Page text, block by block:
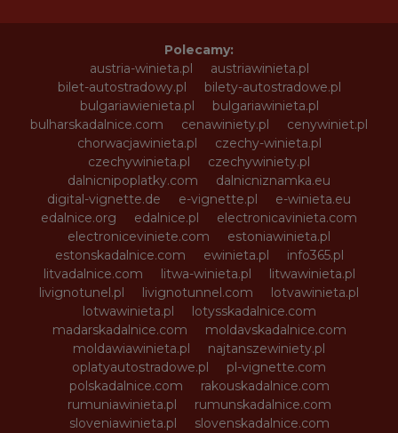
Polecamy:
austria-winieta.pl
austriawinieta.pl
bilet-autostradowy.pl
bilety-autostradowe.pl
bulgariawienieta.pl
bulgariawinieta.pl
bulharskadalnice.com
cenawiniety.pl
cenywiniet.pl
chorwacjawinieta.pl
czechy-winieta.pl
czechywinieta.pl
czechywiniety.pl
dalnicnipoplatky.com
dalnicniznamka.eu
digital-vignette.de
e-vignette.pl
e-winieta.eu
edalnice.org
edalnice.pl
electronicavinieta.com
electroniceviniete.com
estoniawinieta.pl
estonskadalnice.com
ewinieta.pl
info365.pl
litvadalnice.com
litwa-winieta.pl
litwawinieta.pl
livignotunel.pl
livignotunnel.com
lotvawinieta.pl
lotwawinieta.pl
lotysskadalnice.com
madarskadalnice.com
moldavskadalnice.com
moldawiawinieta.pl
najtanszewiniety.pl
oplatyautostradowe.pl
pl-vignette.com
polskadalnice.com
rakouskadalnice.com
rumuniawinieta.pl
rumunskadalnice.com
sloveniawinieta.pl
slovenskadalnice.com